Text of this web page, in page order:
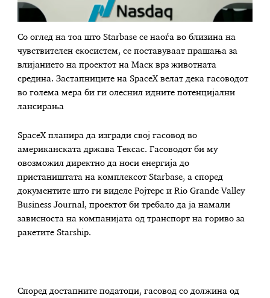
Со оглед на тоа што Starbase се наоѓа во близина на
чувствителен екосистем, се поставуваат прашања за
влијанието на проектот на Маск врз животната
средина. Застапниците на SpaceX велат дека гасоводот
во голема мера би ги олеснил идните потенцијални
лансирања
SpaceX планира да изгради свој гасовод во
американската држава Тексас. Гасоводот би му
овозможил директно да носи енергија до
пристаништата на комплексот Starbase, а според
документите што ги виделе Ројтерс и Rio Grande Valley
Business Journal, проектот би требало да ја намали
зависноста на компанијата од транспорт на гориво за
ракетите Starship.
Според достапните податоци, гасовод со должина од